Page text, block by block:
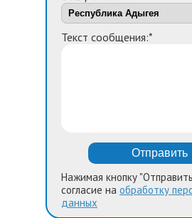
Текст сообщения:*
Нажимая кнопку
согласие на обработку
данных